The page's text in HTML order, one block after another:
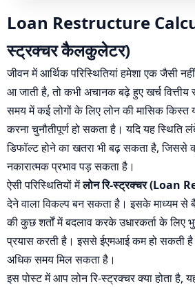
Loan Restructure
स्ट्रक्चर कैलकुलेटर)
जीवन में आर्थिक परिस्थितियां हमेशा एक जैसी
आ जाती है, तो कभी अचानक बढ़े हुए खर्च
समय में कई लोगों के लिए लोन की मासिक किस्त
करना चुनौतीपूर्ण हो सकता है। यदि यह स्थिति
डिफॉल्ट होने का खतरा भी बढ़ सकता है, जिससे
नकारात्मक प्रभाव पड़ सकता है।
ऐसी परिस्थितियों मेंलोन रि-स्ट्रक्चर (Loan
देने वाला विकल्प बन सकता है। इसके माध्यम से
की कुछ शर्तों में बदलाव करके उधारकर्ता के लिए
प्रयास करती है। इससे ईएमआई कम हो सकती
अधिक समय मिल सकता है।
इस पोस्ट में आप लोन रि-स्ट्रक्चर क्या होता